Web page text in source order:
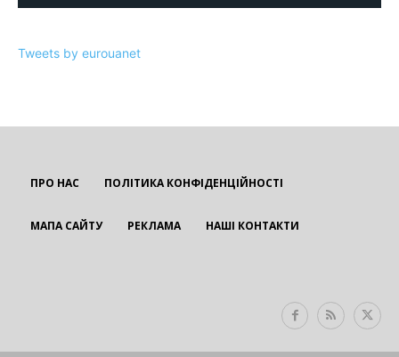
Tweets by eurouanet
ПРО НАС ПОЛІТИКА КОНФІДЕНЦІЙНОСТІ
МАПА САЙТУ РЕКЛАМА НАШІ КОНТАКТИ